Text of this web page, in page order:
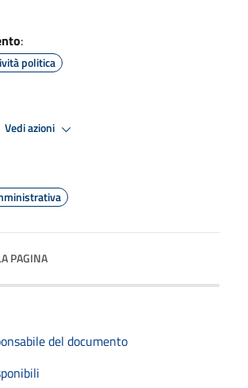
:
politica
Vedi azioni
PAGINA
del documento